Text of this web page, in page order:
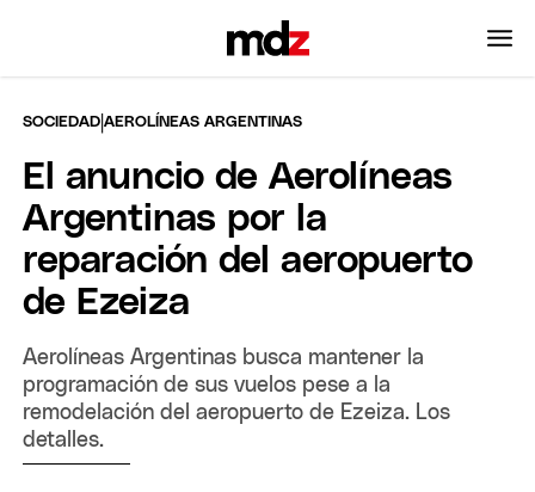
SOCIEDAD |AEROLÍNEAS ARGENTINAS
El anuncio de Aerolíneas
Argentinas por la
reparación del aeropuerto
de Ezeiza
Aerolíneas Argentinas busca mantener la
programación de sus vuelos pese a la
remodelación del aeropuerto de Ezeiza. Los
detalles.